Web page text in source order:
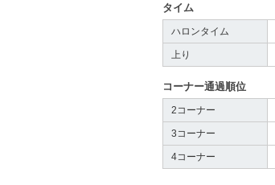
タイム
ハロンタイム
上り
コーナー通過順位
2コーナー
3コーナー
4コーナー